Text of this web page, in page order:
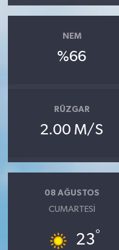
NEM
%66
RÜZGAR
2.00 M/S
08 AĞUSTOS
CUMARTESI
23°